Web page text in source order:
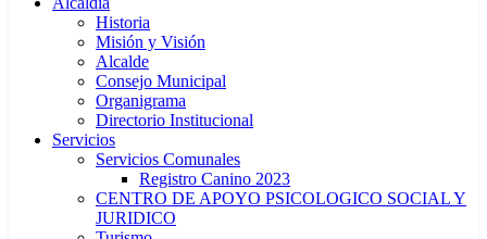
Historia
Misión y Visión
Alcalde
Consejo Municipal
Organigrama
Directorio Institucional
Servicios
Servicios Comunales
Registro Canino 2023
CENTRO DE APOYO PSICOLOGICO SOCIAL Y
JURIDICO